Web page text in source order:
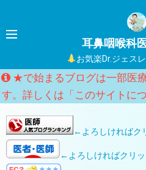
テ
ツ
へ
ス
キ
ッ
耳鼻咽喉科
お気楽Dr.ジェス
日本耳鼻咽喉科頭頸部
★で始まるブログは一部医
す。詳しくは「このサイトに
←よろしければク
←よろしければクリ